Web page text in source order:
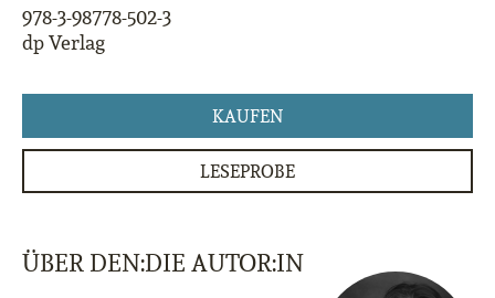
978-3-98778-502-3
dp Verlag
KAUFEN
LESEPROBE
ÜBER DEN:DIE AUTOR:IN